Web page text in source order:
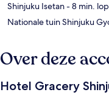
Shinjuku Isetan- 8 min.
Nationale tuin Shinjuku
Over deze
Hotel Gracery